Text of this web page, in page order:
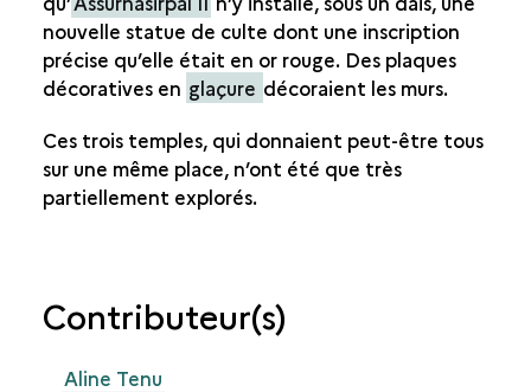
nouvelle statue de culte dont une inscription
précise qu’elle était en or rouge. Des plaques
décoratives en glaçure décoraient les murs.
Ces trois temples, qui donnaient peut-être tous
sur une même place, n’ont été que très
partiellement explorés.
Contributeur(s)
Aline Tenu